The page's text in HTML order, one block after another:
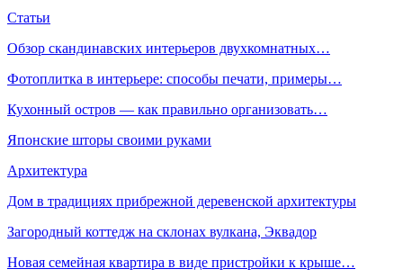
Статьи
Обзор скандинавских интерьеров двухкомнатных…
Фотоплитка в интерьере: способы печати, примеры…
Кухонный остров — как правильно организовать…
Японские шторы своими руками
Архитектура
Дом в традициях прибрежной деревенской архитектуры
Загородный коттедж на склонах вулкана, Эквадор
Новая семейная квартира в виде пристройки к крыше…